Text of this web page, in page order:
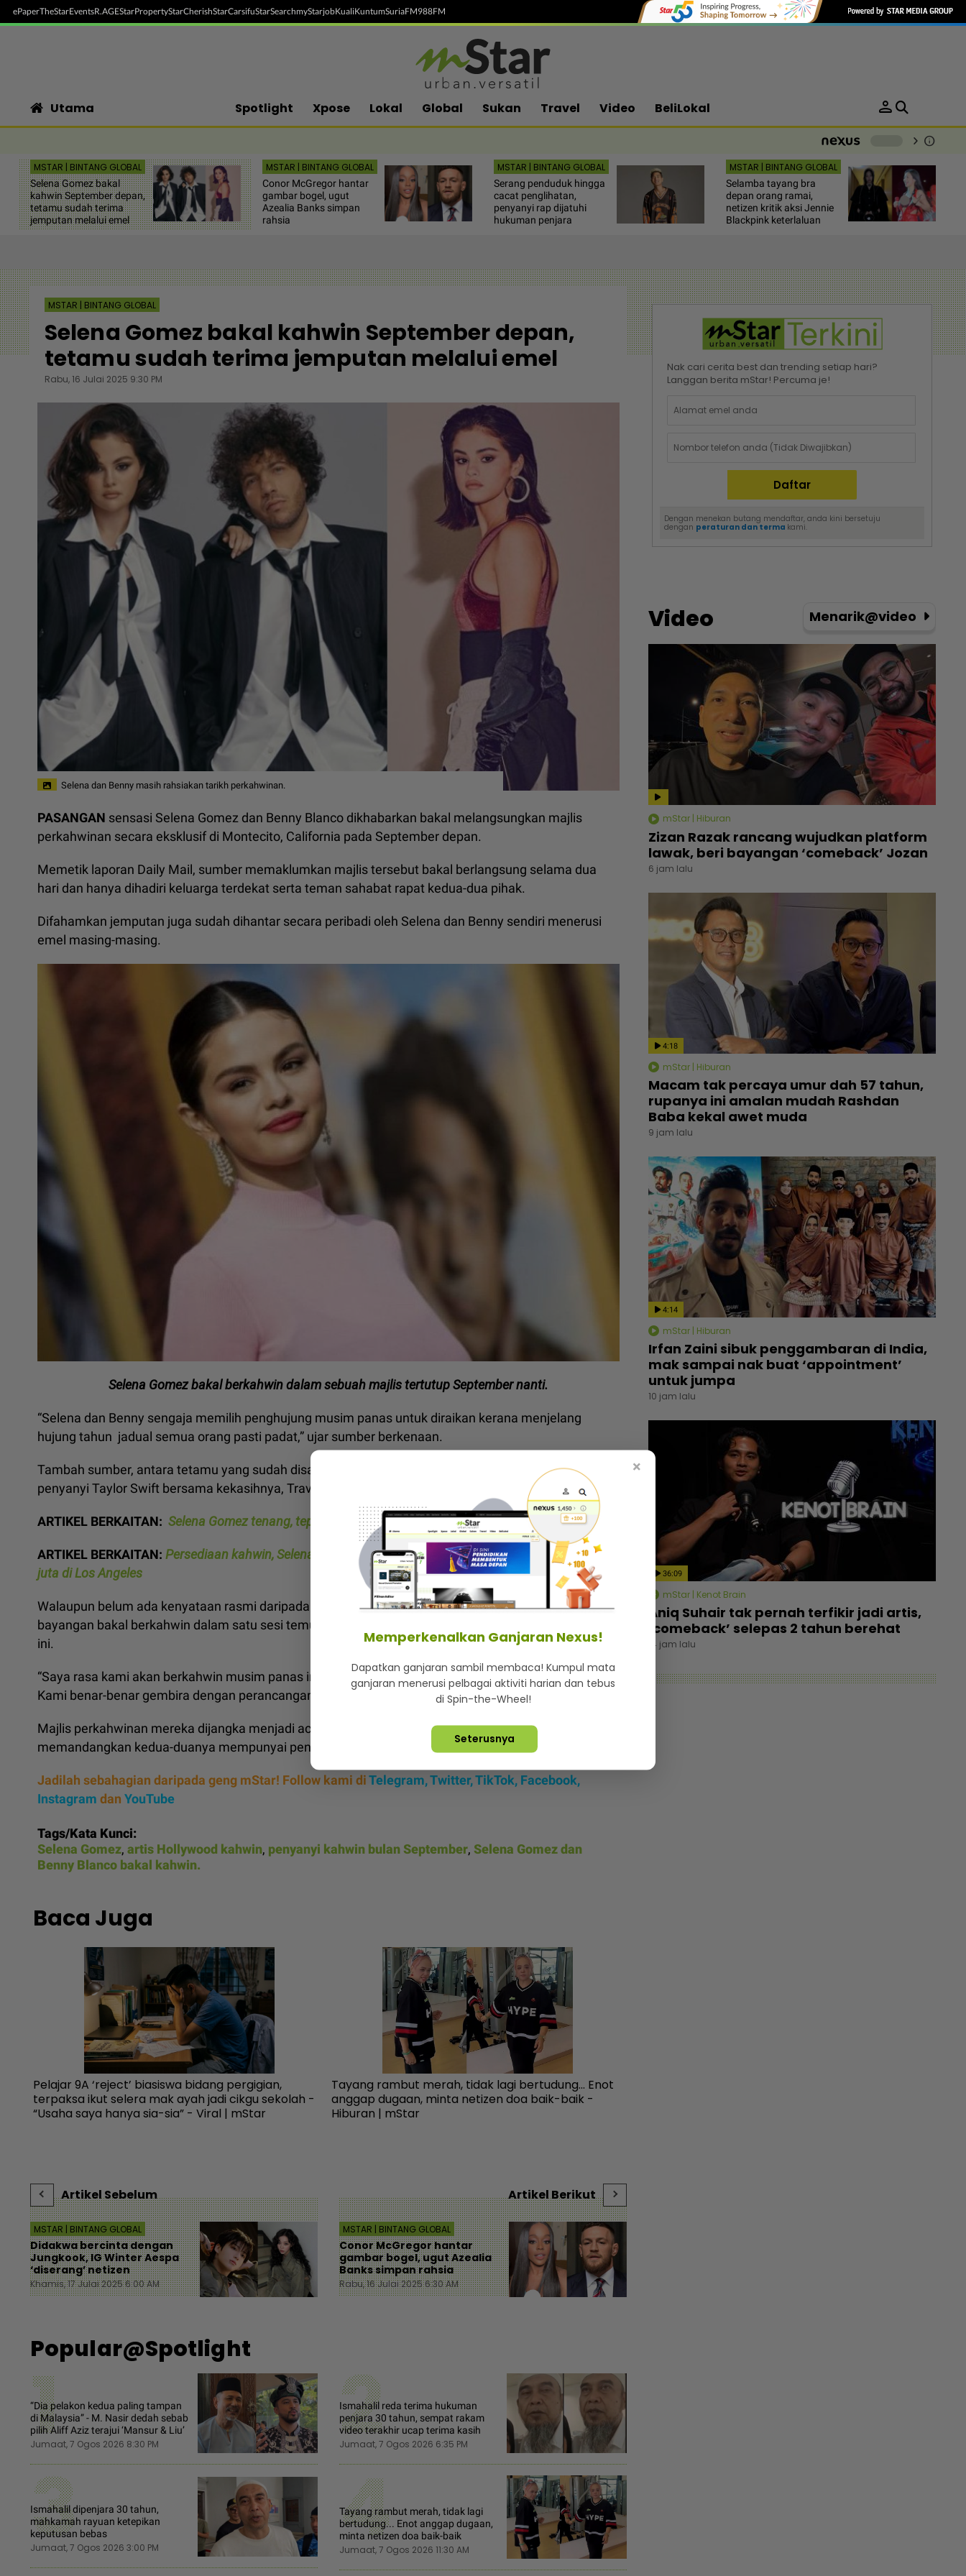
ePaperTheStarEventsR.AGEStarPropertyStarCherishStarCarsifuStarSearchmyStarjobKualiKuntumSuriaFM988FM
Utama Spotlight Xpose Lokal Global Sukan Travel Video BeliLokal person
chevron_right info
MSTAR | BINTANG GLOBAL
Selena Gomez bakal
kahwin September depan,
tetamu sudah terima
jemputan melalui emel
MSTAR | BINTANG GLOBAL
Conor McGregor hantar
gambar bogel, ugut
Azealia Banks simpan
rahsia
MSTAR | BINTANG GLOBAL
Serang penduduk hingga
cacat penglihatan,
penyanyi rap dijatuhi
hukuman penjara
MSTAR | BINTANG GLOBAL
Selamba tayang bra
depan orang ramai,
netizen kritik aksi Jennie
Blackpink keterlaluan
MSTAR | BINTANG GLOBAL
Selena Gomez bakal kahwin September depan,
tetamu sudah terima jemputan melalui emel
Rabu, 16 Julai 2025 9:30 PM
Selena dan Benny masih rahsiakan tarikh perkahwinan.
PASANGAN sensasi Selena Gomez dan Benny Blanco dikhabarkan bakal melangsungkan majlis
perkahwinan secara eksklusif di Montecito, California pada September depan.
Memetik laporan Daily Mail, sumber memaklumkan majlis tersebut bakal berlangsung selama dua
hari dan hanya dihadiri keluarga terdekat serta teman sahabat rapat kedua-dua pihak.
Difahamkan jemputan juga sudah dihantar secara peribadi oleh Selena dan Benny sendiri menerusi
emel masing-masing.
Selena Gomez bakal berkahwin dalam sebuah majlis tertutup September nanti.
“Selena dan Benny sengaja memilih penghujung musim panas untuk diraikan kerana menjelang
hujung tahun jadual semua orang pasti padat,” ujar sumber berkenaan.
Tambah sumber, antara tetamu yang sudah disahkan hadir adalah sabahat baik kepada Selena iaitu
penyanyi Taylor Swift bersama kekasihnya, Travis Kelce.
ARTIKEL BERKAITAN: Selena Gomez tenang, tepis dakwaan Benny Blanco berlaku curang
ARTIKEL BERKAITAN: Persediaan kahwin, Selena Gomez dan Benny Blanco beli rumah bernilai RM155
juta di Los Angeles
Walaupun belum ada kenyataan rasmi daripada pasangan itu, namun Benny sempat memberikan
bayangan bakal berkahwin dalam satu sesi temu bual di podcast Therapuss with Jake Shane sebelum
ini.
“Saya rasa kami akan berkahwin musim panas ini tetapi kami belum uruskan apa-apa secara rasmi.
Kami benar-benar gembira dengan perancangan ini,” kata Benny.
Majlis perkahwinan mereka dijangka menjadi acara paling dinanti-nanti pada tahun ini
memandangkan kedua-duanya mempunyai pengaruh besar dalam industri hiburan dunia.
Jadilah sebahagian daripada geng mStar! Follow kami diTelegram,Twitter,TikTok, Facebook,
Instagram dan YouTube
Tags/Kata Kunci:
Selena Gomez, artis Hollywood kahwin, penyanyi kahwin bulan September, Selena Gomez dan
Benny Blanco bakal kahwin.
Baca Juga
Pelajar 9A ‘reject’ biasiswa bidang pergigian,
terpaksa ikut selera mak ayah jadi cikgu sekolah -
“Usaha saya hanya sia-sia” - Viral | mStar
Tayang rambut merah, tidak lagi bertudung... Enot
anggap dugaan, minta netizen doa baik-baik -
Hiburan | mStar
Artikel Sebelum
MSTAR | BINTANG GLOBAL
Didakwa bercinta dengan
Jungkook, IG Winter Aespa
‘diserang’ netizen
Khamis, 17 Julai 2025 6:00 AM
Artikel Berikut
MSTAR | BINTANG GLOBAL
Conor McGregor hantar
gambar bogel, ugut Azealia
Banks simpan rahsia
Rabu, 16 Julai 2025 6:30 AM
Popular@Spotlight
1
“Dia pelakon kedua paling tampan
di Malaysia” - M. Nasir dedah sebab
pilih Aliff Aziz terajui ‘Mansur & Liu’
Jumaat, 7 Ogos 2026 8:30 PM 2
Ismahalil reda terima hukuman
penjara 30 tahun, sempat rakam
video terakhir ucap terima kasih
Jumaat, 7 Ogos 2026 6:35 PM
3
Ismahalil dipenjara 30 tahun,
mahkamah rayuan ketepikan
keputusan bebas
Jumaat, 7 Ogos 2026 3:00 PM 4
Tayang rambut merah, tidak lagi
bertudung... Enot anggap dugaan,
minta netizen doa baik-baik
Jumaat, 7 Ogos 2026 11:30 AM
Nak cari cerita best dan trending setiap hari?
Langgan berita mStar! Percuma je!
Dengan menekan butang mendaftar, anda kini bersetuju
dengan peraturan dan terma kami.
Video Menarik@video
mStar | Hiburan
Zizan Razak rancang wujudkan platform
lawak, beri bayangan ‘comeback’ Jozan
6 jam lalu
4:18
mStar | Hiburan
Macam tak percaya umur dah 57 tahun,
rupanya ini amalan mudah Rashdan
Baba kekal awet muda
9 jam lalu
4:14
mStar | Hiburan
Irfan Zaini sibuk penggambaran di India,
mak sampai nak buat ‘appointment’
untuk jumpa
10 jam lalu
36:09
mStar | Kenot Brain
Aniq Suhair tak pernah terfikir jadi artis,
‘comeback’ selepas 2 tahun berehat
14 jam lalu
×
Memperkenalkan Ganjaran Nexus!
Dapatkan ganjaran sambil membaca! Kumpul mata
ganjaran menerusi pelbagai aktiviti harian dan tebus
di Spin-the-Wheel!
Seterusnya